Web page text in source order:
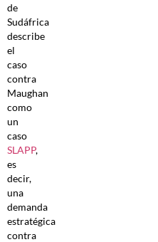
de
Sudáfrica
describe
el
caso
contra
Maughan
como
un
caso
SLAPP,
es
decir,
una
demanda
estratégica
contra